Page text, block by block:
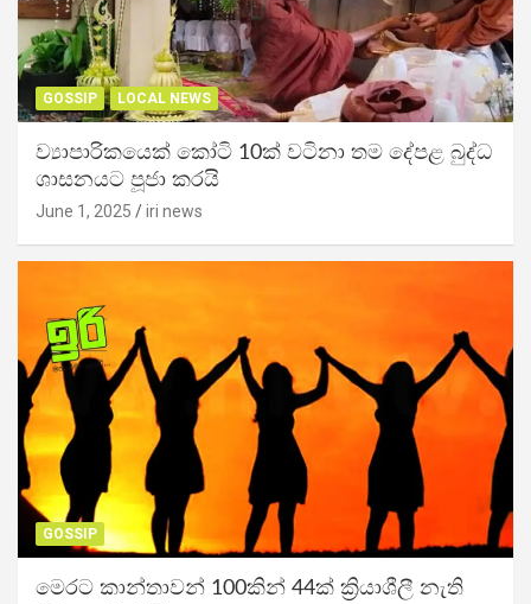
GOSSIP LOCAL NEWS
ව්‍යාපාරිකයෙක් කෝටි 10ක් වටිනා තම දේපළ බුද්ධ
ශාසනයට පූජා කරයි
June 1, 2025 iri news
GOSSIP
මෙරට කාන්තාවන් 100කින් 44ක් ක්‍රියාශීලී නැති